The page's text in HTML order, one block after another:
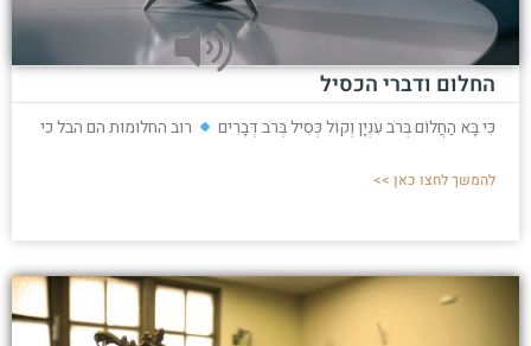
החלום ודברי הכסיל
כִּי בָּא הַחֲלוֹם בְּרֹב עִנְיָן וְקוֹל כְּסִיל בְּרֹב דְּבָרִים רוב החלומות הם הבל כי
להמשך לחצו כאן >>